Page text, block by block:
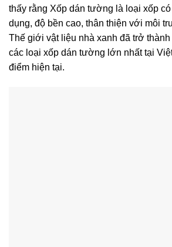
thấy rằng Xốp dán tường là loại xốp
dụng, độ bền cao, thân thiện với môi
Thế giới vật liệu nhà xanh đã trở
các loại xốp dán tường lớn nhất tại
điểm hiện tại.